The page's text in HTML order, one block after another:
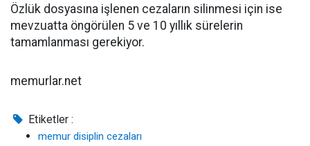
Özlük dosyasına işlenen cezaların silinmesi için ise
mevzuatta öngörülen 5 ve 10 yıllık sürelerin
tamamlanması gerekiyor.
memurlar.net
Etiketler :
memur disiplin cezaları